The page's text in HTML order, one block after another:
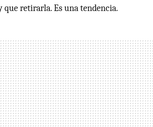
que retirarla. Es una tendencia.